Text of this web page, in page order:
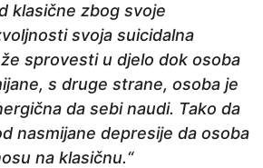
klasične zbog svoje
svoja suicidalna
sprovesti u djelo dok osoba
s druge strane, osoba je
da sebi naudi. Tako da
nasmijane depresije da osoba
na klasičnu.“